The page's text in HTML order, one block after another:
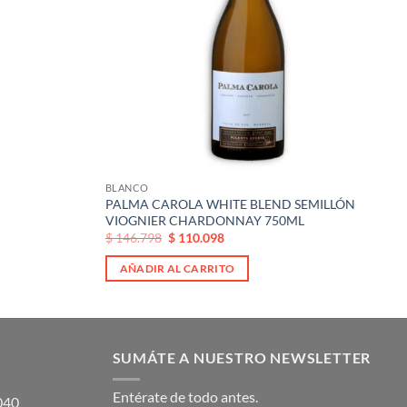
BLANCO
PALMA CAROLA WHITE BLEND SEMILLÓN
VIOGNIER CHARDONNAY 750ML
El
original
era:
$146.798 El
actual
es:
$ 110.098
AÑADIR AL CARRITO
SUMÁTE A NUESTRO NEWSLETTER
Entérate de todo antes.